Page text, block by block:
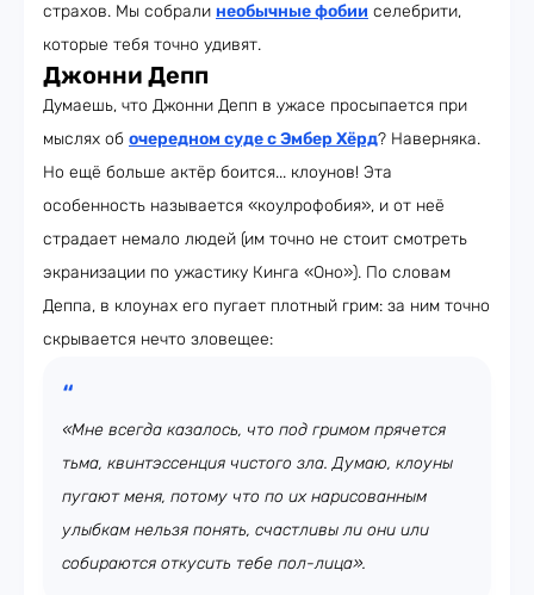
страхов. Мы собрали необычные фобии селебрити,
которые тебя точно удивят.
Джонни Депп
Думаешь, что Джонни Депп в ужасе просыпается при
мыслях об очередном суде с Эмбер Хёрд? Наверняка.
Но ещё больше актёр боится... клоунов! Эта
особенность называется «коулрофобия», и от неё
страдает немало людей (им точно не стоит смотреть
экранизации по ужастику Кинга «Оно»). По словам
Деппа, в клоунах его пугает плотный грим: за ним точно
скрывается нечто зловещее:
«Мне всегда казалось, что под гримом прячется
тьма, квинтэссенция чистого зла. Думаю, клоуны
пугают меня, потому что по их нарисованным
улыбкам нельзя понять, счастливы ли они или
собираются откусить тебе пол-лица».